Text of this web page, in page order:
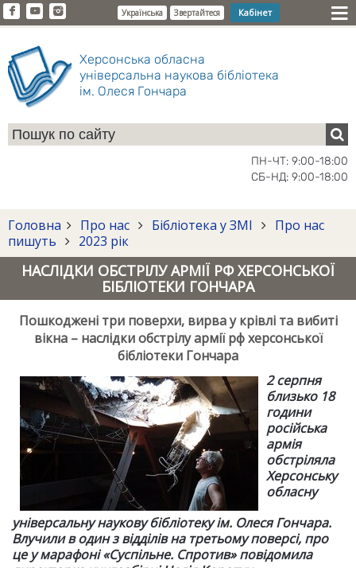
Українська Звертайтеся Кабінет
Херсонська обласна
універсальна наукова бібліотека
ім. Олеся Гончара
ПН-ЧТ: 9:00-18:00
СБ-НД: 9:00-18:00
Головна Про нас Бібліотека у ЗМІ
Про нас
пишуть
2023 рік
НАСЛІДКИ ОБСТРІЛУ АРМІЇ РФ ХЕРСОНСЬКОЇ
БІБЛІОТЕКИ ГОНЧАРА
Пошкоджені три поверхи, вирва у крівлі та вибиті
вікна – наслідки обстрілу армії рф херсонської
бібліотеки Гончара
2 серпня
близько 18
години
російська
армія
обстріляла
Херсонську
обласну
універсальну наукову бібліотеку ім. Олеся Гончара.
Влучили в один з відділів на третьому поверсі, про
це у марафоні «Суспільне. Спротив» повідомила